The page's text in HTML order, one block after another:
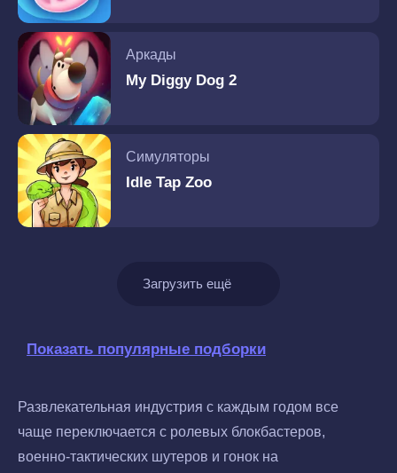
Аркады
My Diggy Dog 2
Симуляторы
Idle Tap Zoo
Загрузить ещё
Показать популярные подборки
Развлекательная индустрия с каждым годом все
чаще переключается с ролевых блокбастеров,
военно-тактических шутеров и гонок на